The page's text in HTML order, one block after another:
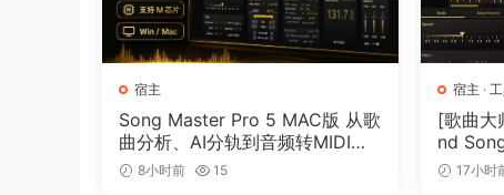
和 Platform M/X 系列。这些最先进的控制平台为
增强的 Avid EuCon 支持
DP 的 EuCon 增效工具已大幅更新，包括对 Avid
Windows 10 上运行的 DP 一起使用。
其他增强功能：
宿主
Song Master Pro 5 MAC版 从歌
曲分析、AI分轨到音频转MIDI的
一体化音乐工具
8小时前 15
宿主 ·
[歌曲大
nd
[WiN]（
17小时